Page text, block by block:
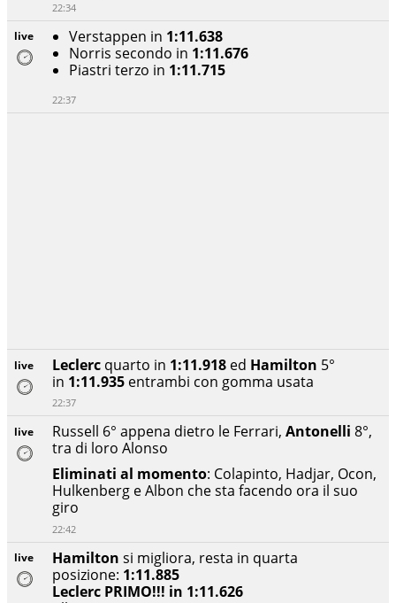
live Hamilton si migliora, resta in quarta
posizione: 1:11.885
Leclerc PRIMO!!! in 1:11.626
live Russell 6° appena dietro le Ferrari, Antonelli 8°,
tra di loro Alonso
Eliminati al momento: Colapinto, Hadjar, Ocon,
Hulkenberg e Albon che sta facendo ora il suo
giro
22:42
live Leclerc quarto in 1:11.918 ed Hamilton 5°
in 1:11.935 entrambi con gomma usata
22:37
live Verstappen in 1:11.638
Norris secondo in 1:11.676
Piastri terzo in 1:11.715
22:37
22:34